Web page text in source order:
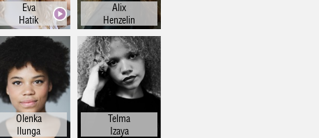
Eva
Hatik
Alix
Henzelin
Olenka
Ilunga
Telma
Izaya